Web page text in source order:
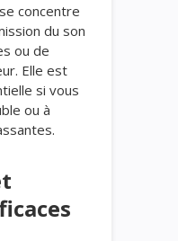
se concentre
du son
ou de
Elle est
si vous
ou à